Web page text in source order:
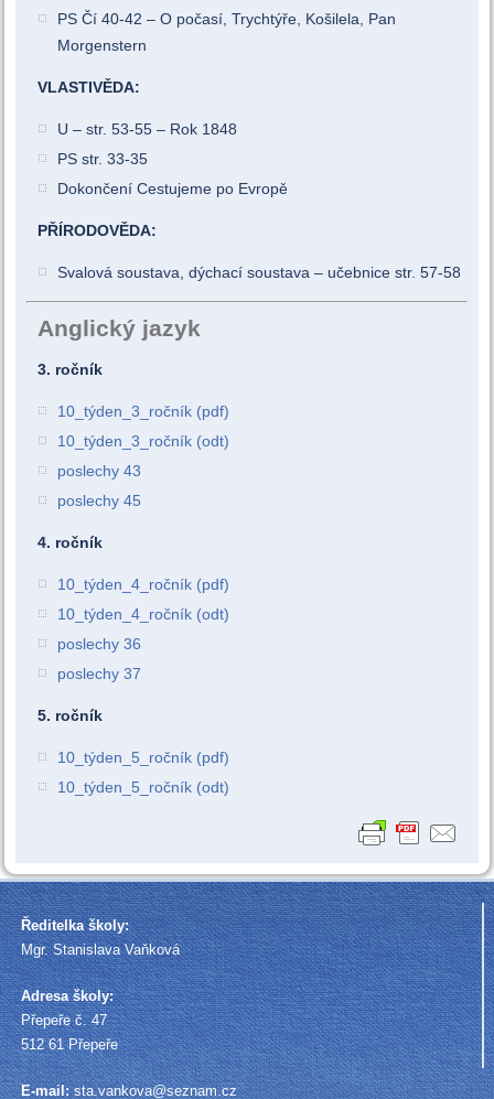
PS Čí 40-42 – O počasí, Trychtýře, Košilela, Pan
Morgenstern
VLASTIVĚDA:
U – str. 53-55 – Rok 1848
PS str. 33-35
Dokončení Cestujeme po Evropě
PŘÍRODOVĚDA:
Svalová soustava, dýchací soustava – učebnice str. 57-58
Anglický jazyk
3. ročník
10_týden_3_ročník (pdf)
10_týden_3_ročník (odt)
poslechy 43
poslechy 45
4. ročník
10_týden_4_ročník (pdf)
10_týden_4_ročník (odt)
poslechy 36
poslechy 37
5. ročník
10_týden_5_ročník (pdf)
10_týden_5_ročník (odt)
Ředitelka školy:
Mgr. Stanislava Vaňková
Adresa školy:
Přepeře č. 47
512 61 Přepeře
E-mail:sta.vankova@seznam.cz